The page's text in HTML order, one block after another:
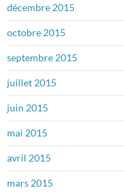
décembre 2015
octobre 2015
septembre 2015
juillet 2015
juin 2015
mai 2015
avril 2015
mars 2015